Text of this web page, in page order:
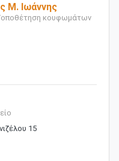
Μ. Ιωάννης
κουφωμάτων
15